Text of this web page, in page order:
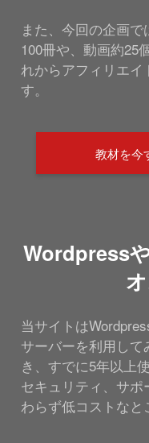
また、今回の企画
100冊や、動画約25
れからアフィリエ
す。
教材を今
Wordpress
当サイトは
サーバーを利用し
き、すでに5年以上
セキュリティ、サ
わらず低コストなと